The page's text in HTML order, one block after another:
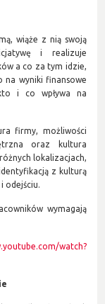
wiąże z nią swoją
i realizuje
a co za tym idzie,
na wyniki finansowe
i co wpływa na
firmy, możliwości
oraz kultura
lokalizacjach,
z kulturą
odejściu.
wymagają
watch?